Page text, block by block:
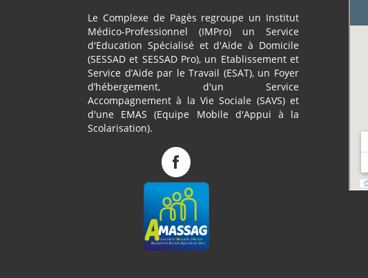
Le Complexe de Pagès regroupe un Institut
Médico-Professionnel (IMPro) un Service
d'Education Spécialisé et d'Aide à Domicile
(SESSAD et SESSAD Pro), un Etablissement et
Service d’Aide par le Travail (ESAT), un Foyer
d’hébergement, d'un Service
Accompagnement à la Vie Sociale (SAVS) et
d'une EMAS (Equipe Mobile d'Appui à la
Scolarisation).
Complexe
Pagès
sur